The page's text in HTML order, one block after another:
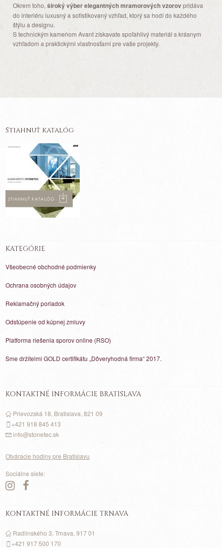
Okrem toho,široký výber elegantných mramorových vzorovpridáva
do interiéru luxusný a sofistikovaný vzhľad, ktorý sa hodí do každého
štýlu a designu.
S technickým kameňom Avant získavate spoľahlivý materiál s krásnym
vzhľadom a praktickými vlastnosťami pre vaše projekty.
Stiahnuť katalóg
KATEGÓRIE
Všeobecné obchodné podmienky
Ochrana osobných údajov
Reklamačný poriadok
Odstúpenie od kúpnej zmluvy
Platforma riešenia sporov online (RSO)
Sme držitelmi GOLD certifikátu „Dôveryhodná firma“ 2017.
KONTAKTNÉ INFORMÁCIE BRATISLAVA
Prievozská 18, Bratislava, 821 09
+421 918 845 413
info@stonetec.sk
Otváracie hodiny pre Bratislavu
Sociálne siete:
KONTAKTNÉ INFORMÁCIE TRNAVA
Radlinského 3, Trnava, 917 01
+421 917500 170